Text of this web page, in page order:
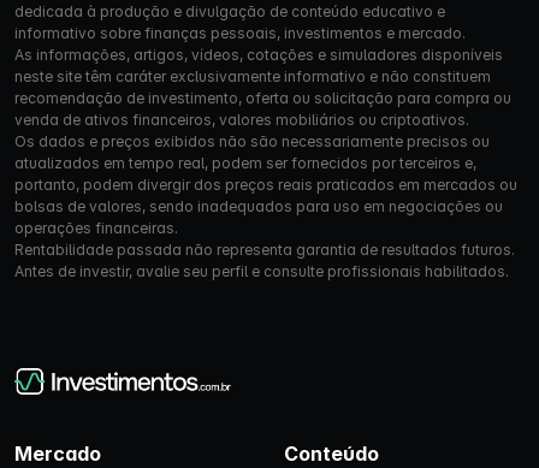
dedicada à produção e divulgação de conteúdo educativo e
informativo sobre finanças pessoais, investimentos e mercado.
As informações, artigos, vídeos, cotações e simuladores disponíveis
neste site têm caráter exclusivamente informativo e não constituem
recomendação de investimento, oferta ou solicitação para compra ou
venda de ativos financeiros, valores mobiliários ou criptoativos.
Os dados e preços exibidos não são necessariamente precisos ou
atualizados em tempo real, podem ser fornecidos por terceiros e,
portanto, podem divergir dos preços reais praticados em mercados ou
bolsas de valores, sendo inadequados para uso em negociações ou
operações financeiras.
Rentabilidade passada não representa garantia de resultados futuros.
Antes de investir, avalie seu perfil e consulte profissionais habilitados.
Mercado Conteúdo